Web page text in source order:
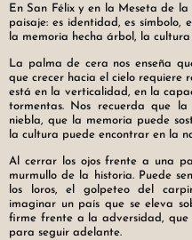
Félix, cada
amanecer
parece un
conjuro: las
cimas se
desvanecen,
los troncos se
alargan, y el
silencio se
vuelve paisaje.
Las palmas de
En San Félix y en la Meseta de
paisaje: es identidad, es símbolo,
la memoria hecha árbol, la
La palma de cera nos enseña
que crecer hacia el cielo requiere
está en la verticalidad, en la
tormentas. Nos recuerda que
niebla, que la memoria puede
la cultura puede encontrar en la
Al cerrar los ojos frente a una
murmullo de la historia. Puede
los loros, el golpeteo del
imaginar un país que se eleva
firme frente a la adversidad,
para seguir adelante.